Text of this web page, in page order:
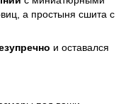
а простыня сшита с
и оставался